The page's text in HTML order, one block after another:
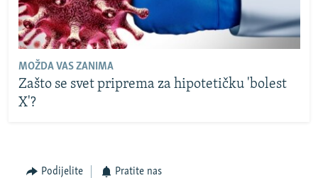
MOŽDA VAS ZANIMA
Zašto se svet priprema za hipotetičku 'bolest
X'?
Podijelite Pratite nas